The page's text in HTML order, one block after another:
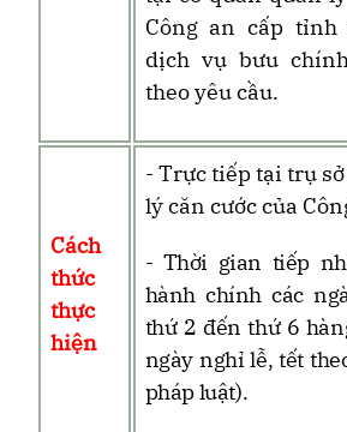
Công an cấp tỉnh
dịch vụ bưu
theo yêu cầu.
Cách
thức
thực
hiện
- Trực tiếp tại trụ
lý căn cước của
- Thời gian tiếp
hành chính các
thứ 2 đến thứ 6
ngày nghỉ lễ, tết
pháp luật).